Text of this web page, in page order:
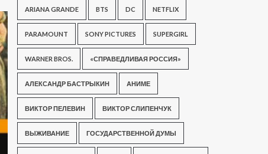
ARIANA GRANDE BTS DC NETFLIX
PARAMOUNT SONY PICTURES SUPERGIRL
WARNER BROS. «СПРАВЕДЛИВАЯ РОССИЯ»
АЛЕКСАНДР БАСТРЫКИН АНИМЕ
ВИКТОР ПЕЛЕВИН ВИКТОР СЛИПЕНЧУК
ВЫЖИВАНИЕ ГОСУДАРСТВЕННОЙ ДУМЫ